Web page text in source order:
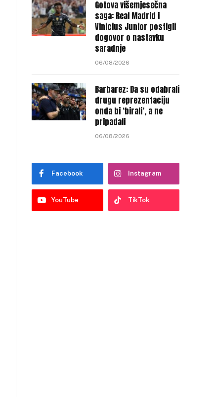
Gotova višemjesečna
saga: Real Madrid i
Vinicius Junior postigli
dogovor o nastavku
saradnje
06/08/2026
Barbarez: Da su odabrali
drugu reprezentaciju
onda bi ‘birali’, a ne
pripadali
06/08/2026
Facebook Instagram
YouTube TikTok